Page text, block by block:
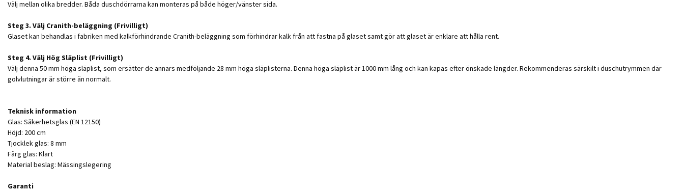
Välj mellan olika bredder. Båda duschdörrarna kan monteras på både höger/vänster sida.
Steg 3. Välj Cranith-beläggning (Frivilligt)
Glaset kan behandlas i fabriken med kalkförhindrande Cranith-beläggning som förhindrar kalk från att fastna på glaset samt gör att glaset är enklare att hålla rent.
Steg 4. Välj Hög Släplist (Frivilligt)
Välj denna 50 mm höga släplist, som ersätter de annars medföljande 28 mm höga släplisterna. Denna höga släplist är 1000 mm lång och kan kapas efter önskade längder. Rekommenderas särskilt i duschutrymmen där
golvlutningar är större än normalt.
Teknisk information
Glas: Säkerhetsglas (EN 12150)
Höjd: 200 cm
Tjocklek glas: 8 mm
Färg glas: Klart
Material beslag: Mässingslegering
Garanti